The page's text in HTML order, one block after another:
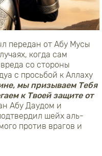
передан от Абу Мусы
когда сам
с просьбой к Аллаху
мы призываем Тебя
к Твоей защите от
Абу Даудом и
шейх аль-
против врагов и